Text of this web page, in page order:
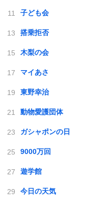
子ども会
搭乗拒否
木梨の会
マイあさ
東野幸治
動物愛護団体
ガシャポンの日
9000万回
遊学館
今日の天気